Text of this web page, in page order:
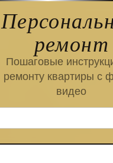
ремонт
Пошаговые
ремонту квартиры с
видео